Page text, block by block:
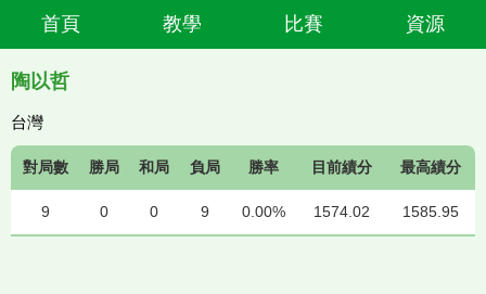
首頁 教學 比賽 資源
陶以哲
台灣
對局數 勝局 和局 負局 勝率 目前績分 最高績分
9 0 0 9 0.00% 1574.02 1585.95